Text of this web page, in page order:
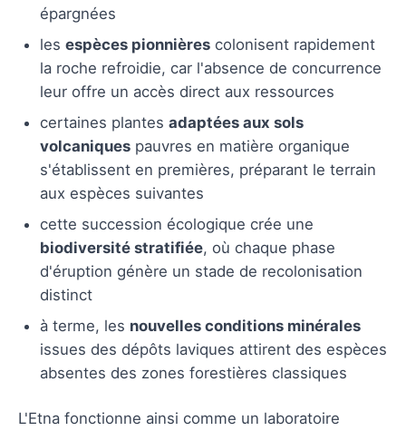
épargnées
les espèces pionnières colonisent rapidement
la roche refroidie, car l'absence de concurrence
leur offre un accès direct aux ressources
certaines plantes adaptées aux sols
volcaniques pauvres en matière organique
s'établissent en premières, préparant le terrain
aux espèces suivantes
cette succession écologique crée une
biodiversité stratifiée, où chaque phase
d'éruption génère un stade de recolonisation
distinct
à terme, les nouvelles conditions minérales
issues des dépôts laviques attirent des espèces
absentes des zones forestières classiques
L'Etna fonctionne ainsi comme un laboratoire